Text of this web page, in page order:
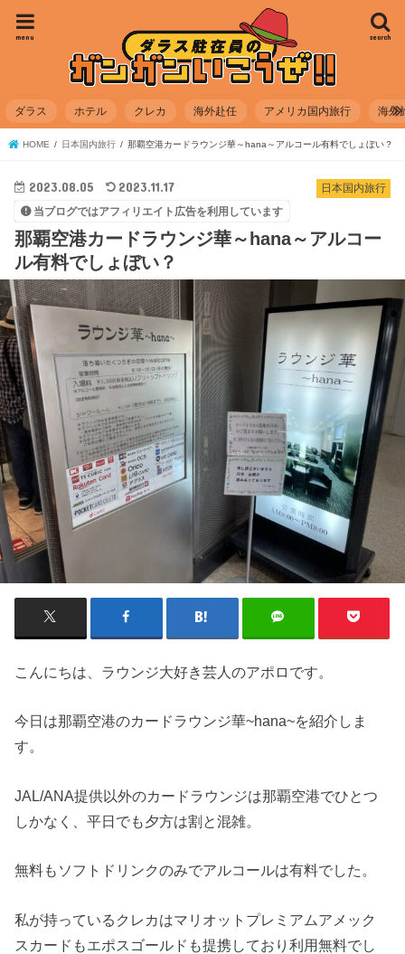
search
menu
ダラス ホテル クレカ 海外赴任 アメリカ国内旅行 海外
HOME 日本国内旅行 那覇空港カードラウンジ華～hana～アルコール有料でしょぼい？
日本国内旅行
2023.08.05 2023.11.17
当ブログではアフィリエイト広告を利用しています
那覇空港カードラウンジ華～hana～アルコー
ル有料でしょぼい？
こんにちは、ラウンジ大好き芸人のアポロです。
今日は那覇空港のカードラウンジ華~hana~を紹介しま
す。
JAL/ANA提供以外のカードラウンジは那覇空港でひとつ
しかなく、平日でも夕方は割と混雑。
無料もソフトドリンクのみでアルコールは有料でした。
私が持っているクレカはマリオットプレミアムアメック
スカードもエポスゴールドも提携しており利用無料でし